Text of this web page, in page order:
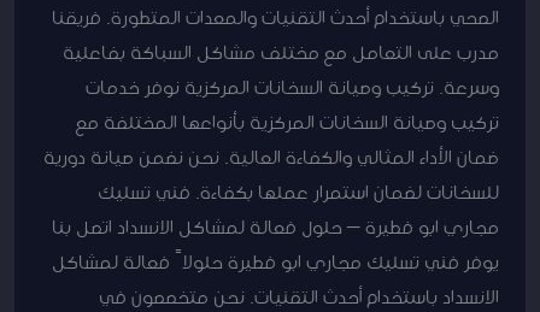
الصحي باستخدام أحدث التقنيات والمعدات المتطورة. فريقنا
مدرب على التعامل مع مختلف مشاكل السباكة بفاعلية
وسرعة. تركيب وصيانة السخانات المركزية نوفر خدمات
تركيب وصيانة السخانات المركزية بأنواعها المختلفة مع
ضمان الأداء المثالي والكفاءة العالية. نحن نضمن صيانة دورية
للسخانات لضمان استمرار عملها بكفاءة. فني تسليك
مجاري ابو فطيرة – حلول فعالة لمشاكل الانسداد اتصل بنا
يوفر فني تسليك مجاري ابو فطيرة حلولاً فعالة لمشاكل
الانسداد باستخدام أحدث التقنيات. نحن متخصصون في